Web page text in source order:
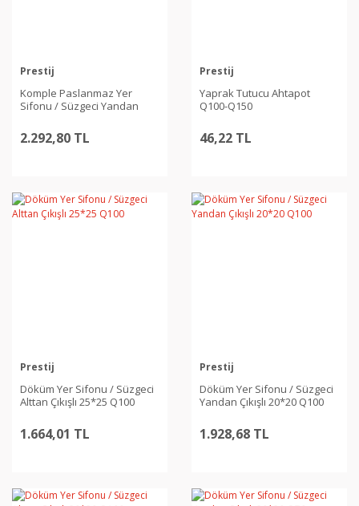
Prestij
Komple Paslanmaz Yer
Sifonu / Süzgeci Yandan
2.292,80 TL
Prestij
Yaprak Tutucu Ahtapot
Q100-Q150
46,22 TL
Prestij
Döküm Yer Sifonu / Süzgeci
Alttan Çıkışlı 25*25 Q100
1.664,01 TL
Prestij
Döküm Yer Sifonu / Süzgeci
Yandan Çıkışlı 20*20 Q100
1.928,68 TL